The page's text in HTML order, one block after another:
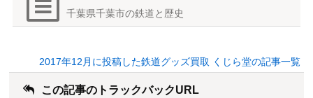
千葉県千葉市の鉄道と歴史
2017年12月に投稿した鉄道グッズ買取 くじら堂の記事一覧
この記事のトラックバックURL